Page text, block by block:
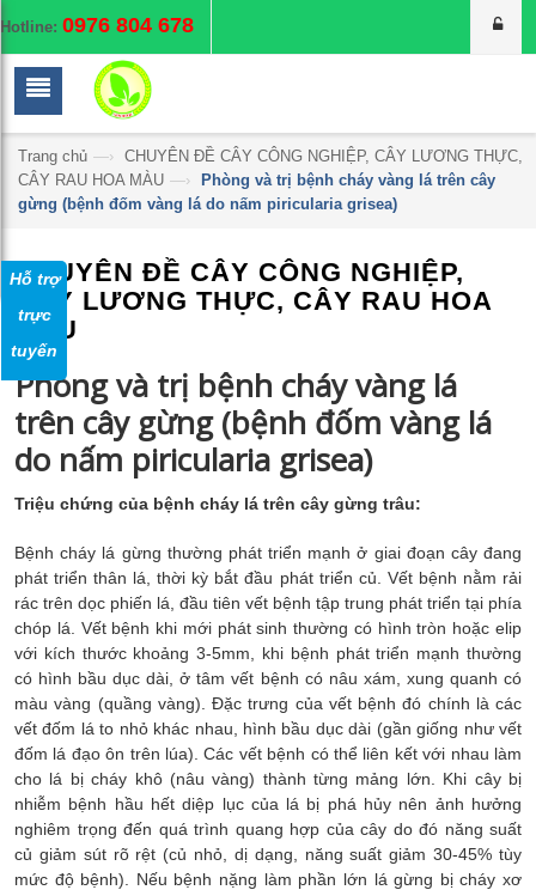
Hỗ trợ
trực
tuyến
Hotline: 0976 804 678
Trang chủ —› CHUYÊN ĐỀ CÂY CÔNG NGHIỆP, CÂY LƯƠNG THỰC,
CÂY RAU HOA MÀU —›
Phòng và trị bệnh cháy vàng lá trên cây
gừng (bệnh đốm vàng lá do nấm piricularia grisea)
CHUYÊN ĐỀ CÂY CÔNG NGHIỆP,
CÂY LƯƠNG THỰC, CÂY RAU HOA
MÀU
Phòng và trị bệnh cháy vàng lá
trên cây gừng (bệnh đốm vàng lá
do nấm piricularia grisea)
Triệu chứng của bệnh cháy lá trên cây gừng trâu:
Bệnh cháy lá gừng thường phát triển mạnh ở giai đoạn cây đang
phát triển thân lá, thời kỳ bắt đầu phát triển củ. Vết bệnh nằm rải
rác trên dọc phiến lá, đầu tiên vết bệnh tập trung phát triển tại phía
chóp lá. Vết bệnh khi mới phát sinh thường có hình tròn hoặc elip
với kích thước khoảng 3-5mm, khi bệnh phát triển mạnh thường
có hình bầu dục dài, ở tâm vết bệnh có nâu xám, xung quanh có
màu vàng (quầng vàng). Đặc trưng của vết bệnh đó chính là các
vết đốm lá to nhỏ khác nhau, hình bầu dục dài (gần giống như vết
đốm lá đạo ôn trên lúa). Các vết bệnh có thể liên kết với nhau làm
cho lá bị cháy khô (nâu vàng) thành từng mảng lớn. Khi cây bị
nhiễm bệnh hầu hết diệp lục của lá bị phá hủy nên ảnh hưởng
nghiêm trọng đến quá trình quang hợp của cây do đó năng suất
củ giảm sút rõ rệt (củ nhỏ, dị dạng, năng suất giảm 30-45% tùy
mức độ bệnh). Nếu bệnh nặng làm phần lớn lá gừng bị cháy xơ